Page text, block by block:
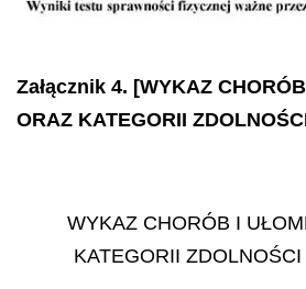
Załącznik 4. [WYKAZ
ORAZ KATEGORII
WYKAZ CHORÓB I
KATEGORII